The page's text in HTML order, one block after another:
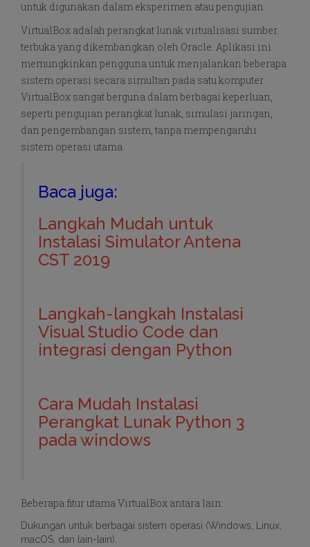
untuk digunakan dalam eksperimen atau pengujian.
VirtualBox adalah perangkat lunak virtualisasi sumber
terbuka yang dikembangkan oleh Oracle. Aplikasi ini
memungkinkan pengguna untuk menjalankan beberapa
sistem operasi secara simultan pada satu komputer.
VirtualBox sangat berguna dalam berbagai keperluan,
seperti pengujian perangkat lunak, simulasi jaringan,
dan pengembangan sistem, tanpa mempengaruhi
sistem operasi utama.
Baca juga:
Langkah Mudah untuk
Instalasi Simulator Antena
CST 2019
Langkah-langkah Instalasi
Visual Studio Code dan
integrasi dengan Python
Cara Mudah Instalasi
Perangkat Lunak Python 3
pada windows
Beberapa fitur utama VirtualBox antara lain:
Dukungan untuk berbagai sistem operasi (Windows, Linux,
macOS, dan lain-lain).